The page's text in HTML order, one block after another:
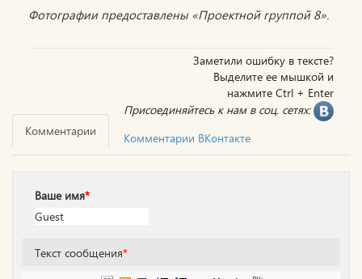
Фотографии предоставлены «Проектной группой 8».
Заметили ошибку в тексте?
Выделите ее мышкой и
нажмите Ctrl + Enter
Присоединяйтесь к нам в соц. сетях:
Комментарии
Комментарии ВКонтакте
Ваше имя*
Текст сообщения*